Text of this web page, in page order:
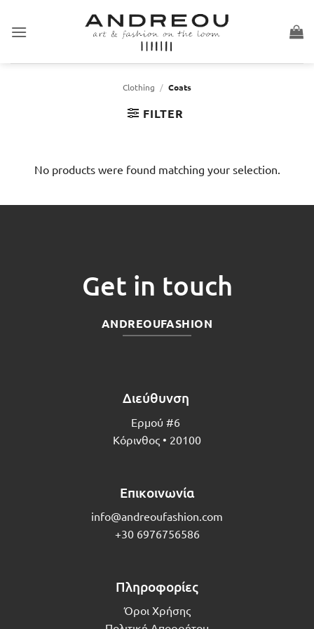
Clothing / Coats
FILTER
No products were found matching your selection.
Get in touch
ANDREOUFASHION
Διεύθυνση
Ερμού #6
Κόρινθος • 20100
Επικοινωνία
info@andreoufashion.com
+30 6976756586
Πληροφορίες
Όροι Χρήσης